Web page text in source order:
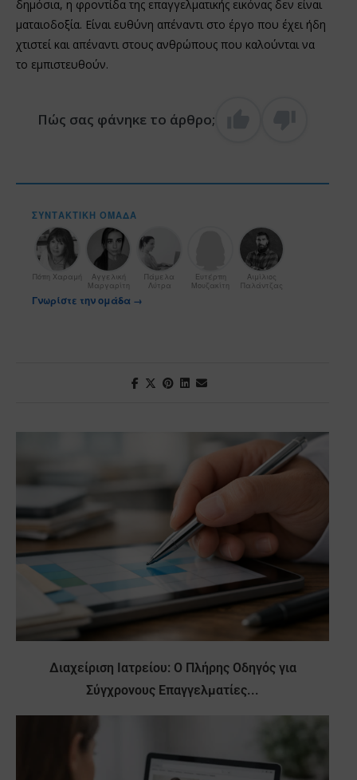
δημόσια, η φροντίδα της επαγγελματικής εικόνας δεν είναι
ματαιοδοξία. Είναι ευθύνη απέναντι στο έργο που έχει ήδη
χτιστεί και απέναντι στους ανθρώπους που καλούνται να
το εμπιστευθούν.
Πώς σας φάνηκε το άρθρο;
ΣΥΝΤΑΚΤΙΚΉ ΟΜΆΔΑ
Πόπη Χαραμή
Αγγελική
Μαργαρίτη
Πάμελα
Λύτρα
Ευτέρπη
Μουζακίτη
Αιμίλιος
Παλάντζας
Γνωρίστε την ομάδα →
Διαχείριση Ιατρείου: Ο Πλήρης Οδηγός για
Σύγχρονους Επαγγελματίες...